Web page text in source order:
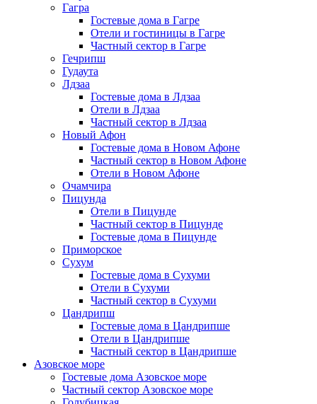
Гагра
Гостевые дома в Гагре
Отели и гостиницы в Гагре
Частный сектор в Гагре
Гечрипш
Гудаута
Лдзаа
Гостевые дома в Лдзаа
Отели в Лдзаа
Частный сектор в Лдзаа
Новый Афон
Гостевые дома в Новом Афоне
Частный сектор в Новом Афоне
Отели в Новом Афоне
Очамчира
Пицунда
Отели в Пицунде
Частный сектор в Пицунде
Гостевые дома в Пицунде
Приморское
Сухум
Гостевые дома в Сухуми
Отели в Сухуми
Частный сектор в Сухуми
Цандрипш
Гостевые дома в Цандрипше
Отели в Цандрипше
Частный сектор в Цандрипше
Азовское море
Гостевые дома Азовское море
Частный сектор Азовское море